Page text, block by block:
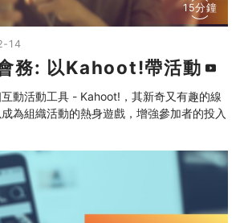
織
14
15分鐘
務: 以Kahoot!帶活動
動活動工具 - Kahoot!，其新奇又有趣的線
為組織活動的熱身遊戲，增強參加者的投入